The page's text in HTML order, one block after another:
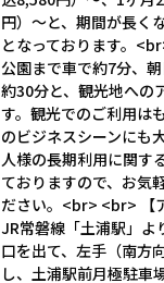
円）〜と、期間が長く
となっております。
公園まで車で約7分、
約30分と、観光地への
す。観光でのご利用は
のビジネスシーンにも
人様の長期利用に関す
ておりますので、お気
ださい。<br> <br> 【
JR常磐線「土浦駅」よ
口を出て、左手（南方
し、土浦駅前月極駐車